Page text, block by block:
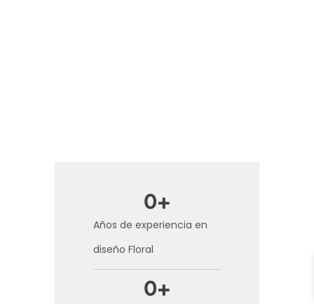
Años de experiencia en
diseño Floral
0+
0+